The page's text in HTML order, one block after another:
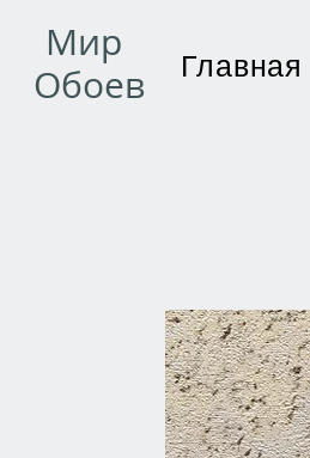
Мир
Обоев
Главная